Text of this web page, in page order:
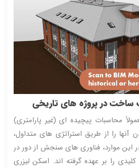
ساخت در پروژه های تاریخی
محاسبات پیچیده ای (غیر پارامتری)
آنها را از طریق استراتژی های متداول،
این موارد، فناوری های سنجش از دور در
را بر عهده گرفته اند. اسکن لیزری